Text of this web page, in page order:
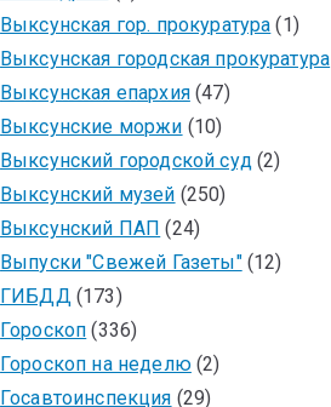
Выксунская гор. прокуратура (1)
Выксунская городская прокуратура
Выксунская епархия(47)
Выксунские моржи (10)
Выксунский городской суд(2)
Выксунский музей (250)
Выксунский ПАП (24)
Выпуски "Свежей Газеты"(12)
ГИБДД(173)
Гороскоп (336)
Гороскоп на неделю(2)
Госавтоинспекция (29)